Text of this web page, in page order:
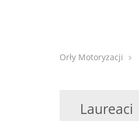
Orły Motoryzacji
Laureaci